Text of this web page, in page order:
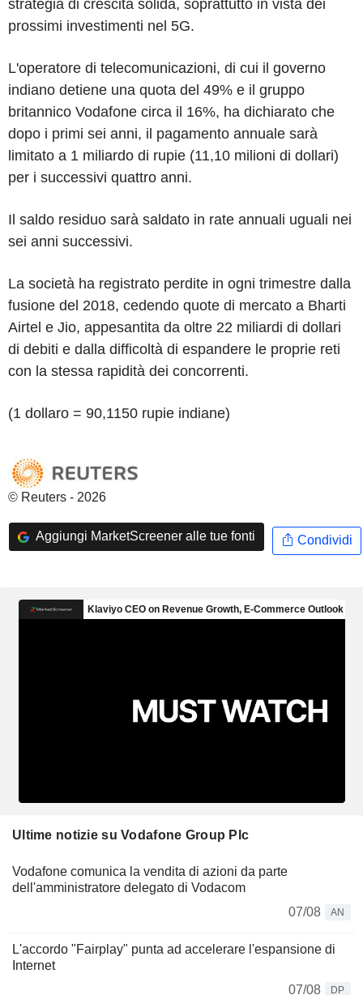
strategia di crescita solida, soprattutto in vista dei
prossimi investimenti nel 5G.
L'operatore di telecomunicazioni, di cui il governo
indiano detiene una quota del 49% e il gruppo
britannico Vodafone circa il 16%, ha dichiarato che
dopo i primi sei anni, il pagamento annuale sarà
limitato a 1 miliardo di rupie (11,10 milioni di dollari)
per i successivi quattro anni.
Il saldo residuo sarà saldato in rate annuali uguali nei
sei anni successivi.
La società ha registrato perdite in ogni trimestre dalla
fusione del 2018, cedendo quote di mercato a Bharti
Airtel e Jio, appesantita da oltre 22 miliardi di dollari
di debiti e dalla difficoltà di espandere le proprie reti
con la stessa rapidità dei concorrenti.
(1 dollaro = 90,1150 rupie indiane)
© Reuters - 2026
Aggiungi MarketScreener alle tue fonti Condividi
Ultime notizie su Vodafone Group Plc
Vodafone comunica la vendita di azioni da parte
dell'amministratore delegato di Vodacom
07/08
AN
L'accordo "Fairplay" punta ad accelerare l'espansione di
Internet
07/08
DP